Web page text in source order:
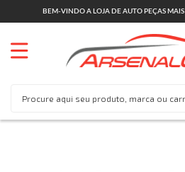
BEM-VINDO A LOJA DE AUTO PEÇAS